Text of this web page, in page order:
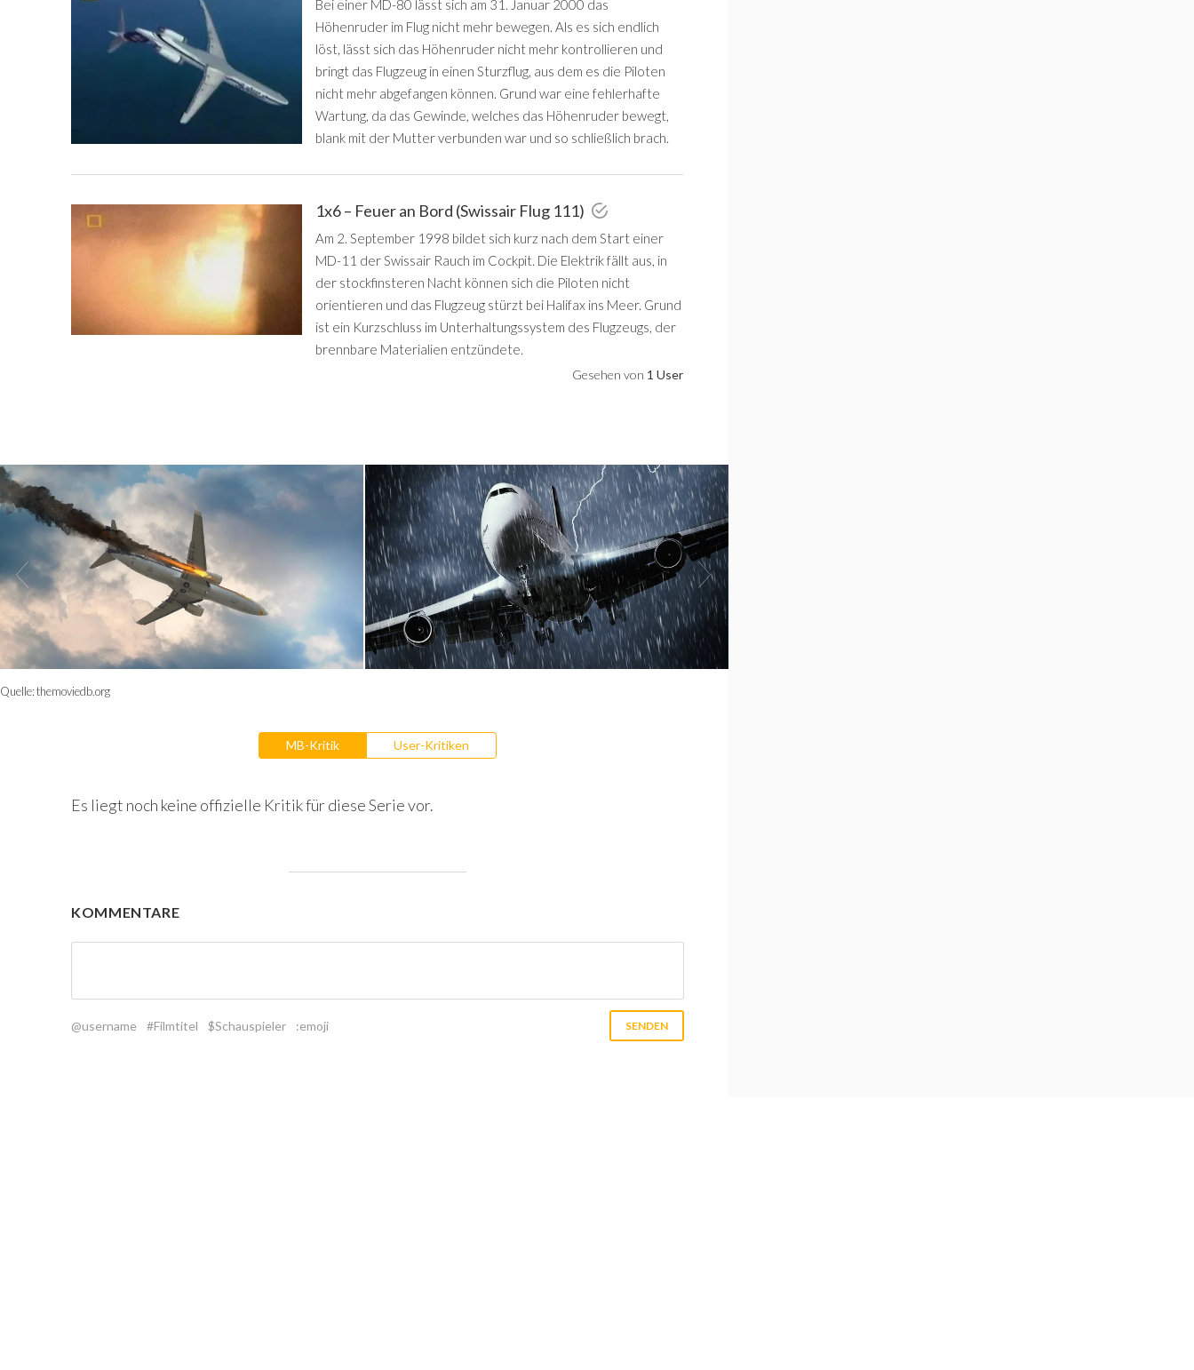
Bei einer MD-80 lässt sich am 31. Januar 2000 das
Höhenruder im Flug nicht mehr bewegen. Als es sich endlich
löst, lässt sich das Höhenruder nicht mehr kontrollieren und
bringt das Flugzeug in einen Sturzflug, aus dem es die Piloten
nicht mehr abgefangen können. Grund war eine fehlerhafte
Wartung, da das Gewinde, welches das Höhenruder bewegt,
blank mit der Mutter verbunden war und so schließlich brach.
1x6 – Feuer an Bord (Swissair Flug 111)
Am 2. September 1998 bildet sich kurz nach dem Start einer
MD-11 der Swissair Rauch im Cockpit. Die Elektrik fällt aus, in
der stockfinsteren Nacht können sich die Piloten nicht
orientieren und das Flugzeug stürzt bei Halifax ins Meer. Grund
ist ein Kurzschluss im Unterhaltungssystem des Flugzeugs, der
brennbare Materialien entzündete.
Gesehen von 1 User
Quelle:themoviedb.org
MB-Kritik User-Kritiken
Es liegt noch keine offizielle Kritik für diese Serie vor.
KOMMENTARE
@username #Filmtitel $Schauspieler :emoji